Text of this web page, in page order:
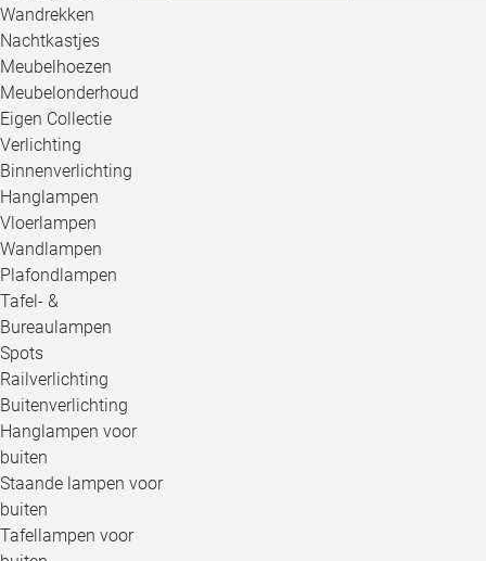
Wandrekken
Nachtkastjes
Meubelhoezen
Meubelonderhoud
Eigen Collectie
Verlichting
Binnenverlichting
Hanglampen
Vloerlampen
Wandlampen
Plafondlampen
Tafel- &
Bureaulampen
Spots
Railverlichting
Buitenverlichting
Hanglampen voor
buiten
Staande lampen voor
buiten
Tafellampen voor